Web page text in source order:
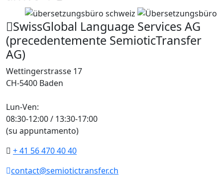
SwissGlobal Language Services AG
(precedentemente SemioticTransfer
AG)
Wettingerstrasse 17
CH-5400 Baden
Lun-Ven:
08:30-12:00 / 13:30-17:00
(su appuntamento)
+ 41 56 470 40 40
contact@semiotictransfer.ch